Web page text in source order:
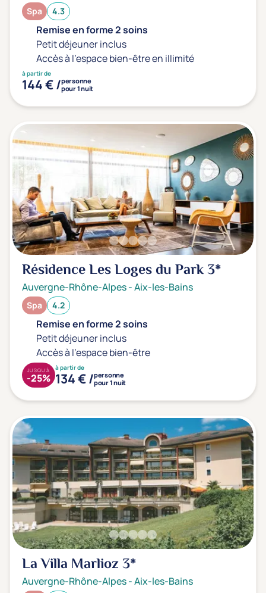
Spa 4.3
Remise en forme 2 soins
Petit déjeuner inclus
Accès à l'espace bien-être en illimité
à partir de
144 € /personne
pour 1 nuit
Résidence Les Loges du Park3*
Auvergne-Rhône-Alpes-Aix-les-Bains
Spa 4.2
Remise en forme 2 soins
Petit déjeuner inclus
Accès à l'espace bien-être
à partir de
134 € /personne
pour 1 nuit
JUSQU'À
-25%
La Villa Marlioz3*
Auvergne-Rhône-Alpes-Aix-les-Bains